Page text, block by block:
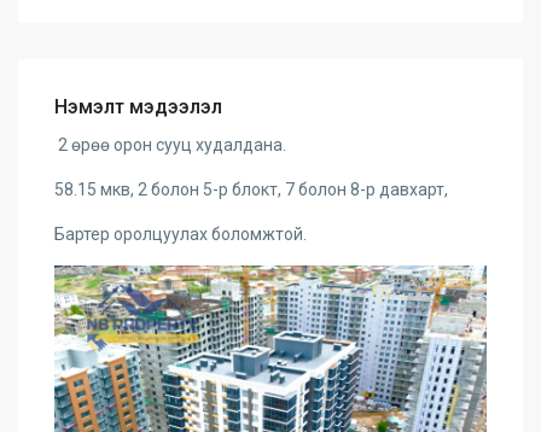
Нэмэлт мэдээлэл
2 өрөө орон сууц худалдана.
58.15 мкв, 2 болон 5-р блокт, 7 болон 8-р давхарт,
Бартер оролцуулах боломжтой.